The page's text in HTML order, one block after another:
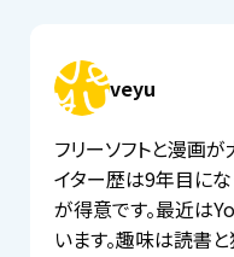
veyu
フリーソフトと漫画
イター歴は9年目に
が得意です。最近は
います。趣味は読書